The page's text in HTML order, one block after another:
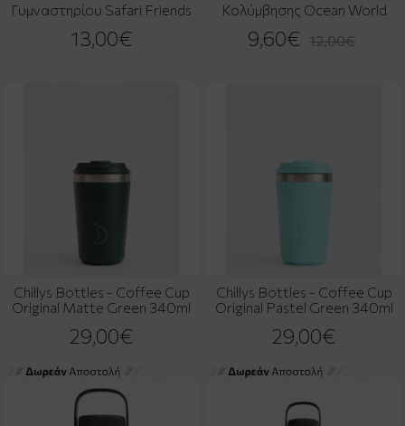
Γυμναστηρίου Safari Friends
13,00€
Κολύμβησης Ocean World
9,60€ 12,00€
Chillys Bottles - Coffee Cup
Original Matte Green 340ml
29,00€
Chillys Bottles - Coffee Cup
Original Pastel Green 340ml
29,00€